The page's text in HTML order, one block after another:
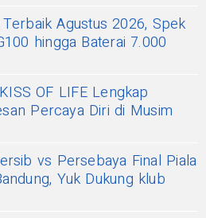
Agustus 2026, Spek
hingga Baterai 7.000
OF LIFE Lengkap
Percaya Diri di Musim
vs Persebaya Final Piala
Yuk Dukung klub